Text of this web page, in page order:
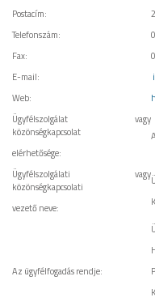
Postacím:
Telefonszám:
Fax:
E-mail:
Web:
Ügyfélszolgálat vagy
közönségkapcsolat
elérhetősége:
Ügyfélszolgálati vagy
közönségkapcsolati
vezető neve:
Az ügyfélfogadás rendje: